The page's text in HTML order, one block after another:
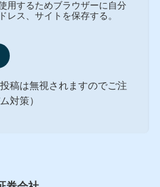
用するためブラウザーに自分
レス、サイトを保存する。
稿は無視されますのでご注
対策）